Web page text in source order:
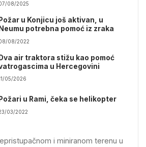
08/2025
Požar u Konjicu još aktivan, u
Neumu potrebna pomoć iz zraka
08/2022
Dva air traktora stižu kao pomoć
u Hercegovini
05/2026
Požari u Rami, čeka se helikopter
03/2022
i miniranom terenu u